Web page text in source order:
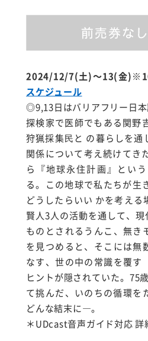
2024/12/7(土)～13(金
スケジュール
◎9,13日はバリアフリー日
探検家で医師でもある関野
狩猟採集⺠と の暮らしを通
関係について考え続けてき
ら『地球永住計画』とい
る。この地球で私たちが生
どうしたらいい かを考える
賢人3人の活動を通して、
ものとされるうんこ、無き
を見つめると、そこには無
なす、世の中の常識を覆す
ヒントが隠されていた。75
て挑んだ、いのちの循環を
どんな結末に―。
＊UDcast音声ガイド対応 詳